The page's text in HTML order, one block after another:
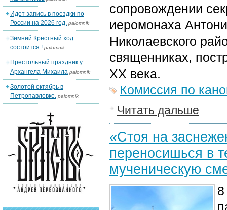
сопровождении
иеромонаха
Николаевского
священниках,
XX века.
Комиссия по
Читать дальше
«Стоя на
переносишься в
мученическую
Идет запись в поездки по
России на 2026 год. palomnik
Зимний Крестный ход
состоится ! palomnik
Престольный праздник у
Архангела Михаила palomnik
Золотой октябрь в
Петропавловке. palomnik